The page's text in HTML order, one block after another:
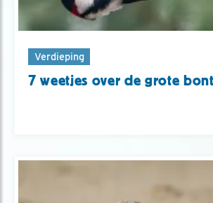
Verdieping
7 weetjes over de grote